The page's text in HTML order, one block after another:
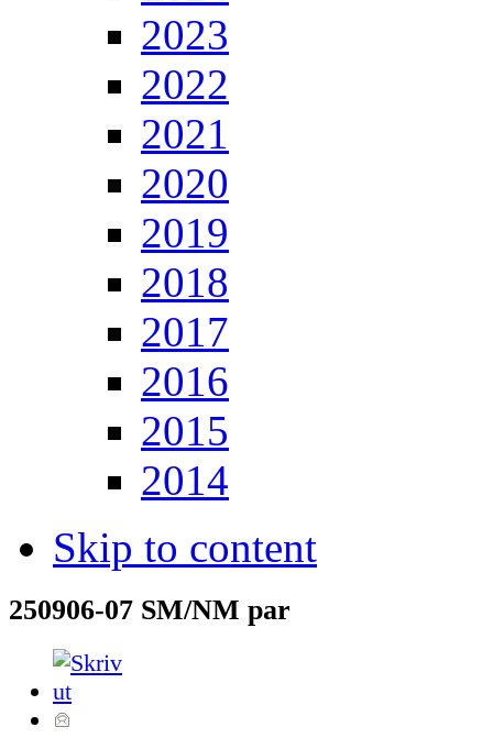
2023
2022
2021
2020
2019
2018
2017
2016
2015
2014
Skip to content
250906-07 SM/NM par